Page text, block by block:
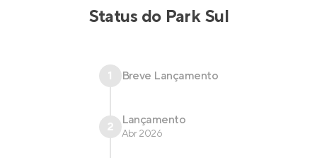
Status do Park Sul
1 Breve Lançamento
2 Lançamento
Abr 2026